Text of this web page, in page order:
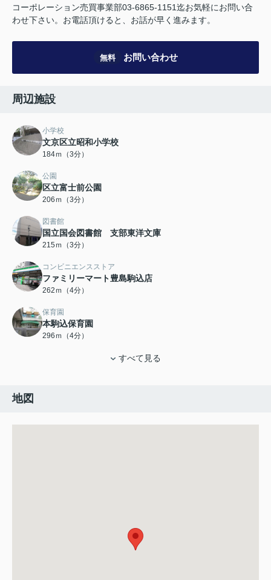
コーポレーション売買事業部03-6865-1151迄お気軽にお問い合
わせ下さい。お電話頂けると、お話が早く進みます。
無料 お問い合わせ
周辺施設
小学校
文京区立昭和小学校
184ｍ（3分）
公園
区立富士前公園
206ｍ（3分）
図書館
国立国会図書館 支部東洋文庫
215ｍ（3分）
コンビニエンスストア
ファミリーマート豊島駒込店
262ｍ（4分）
保育園
本駒込保育園
296ｍ（4分）
すべて見る
地図